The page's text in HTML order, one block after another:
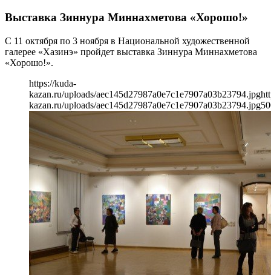
Выставка Зиннура Миннахметова «Хорошо!»
С 11 октября по 3 ноября в Национальной художественной
галерее «Хазинэ» пройдет выставка Зиннура Миннахметова
«Хорошо!».
https://kuda-
kazan.ru/uploads/aec145d27987a0e7c1e7907a03b23794.jpg
kazan.ru/uploads/aec145d27987a0e7c1e7907a03b23794.jpg